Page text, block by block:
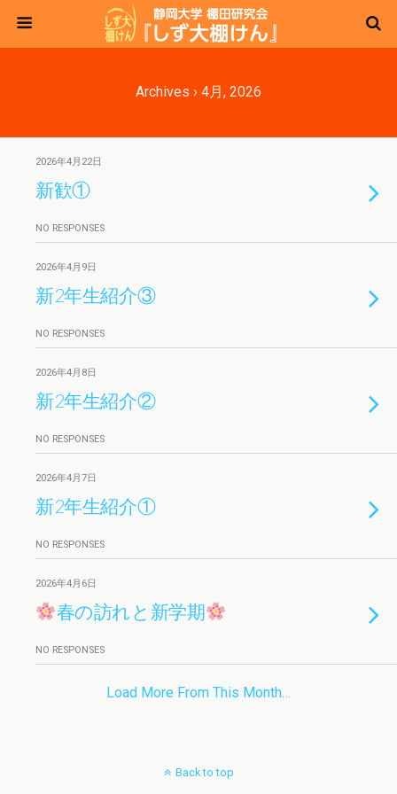
Archives › 4月, 2026
2026年4月22日
新歓①
NO RESPONSES
2026年4月9日
新2年生紹介③
NO RESPONSES
2026年4月8日
新2年生紹介②
NO RESPONSES
2026年4月7日
新2年生紹介①
NO RESPONSES
2026年4月6日
春の訪れと新学期
NO RESPONSES
Load More From This Month…
Back to top